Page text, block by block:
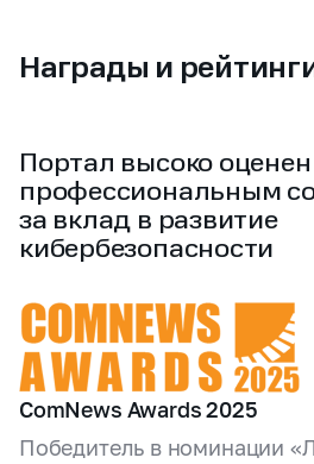
Награды и
Портал высоко оценен
профессиональным
за вклад в развитие
кибербезопасности
ComNews Awards 2025
Победитель в номинации